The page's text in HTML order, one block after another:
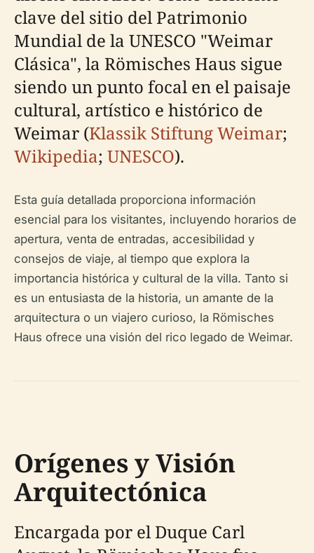
clave del sitio del Patrimonio
Mundial de la UNESCO "Weimar
Clásica", la Römisches Haus sigue
siendo un punto focal en el paisaje
cultural, artístico e histórico de
Weimar (Klassik Stiftung Weimar;
Wikipedia; UNESCO).
Esta guía detallada proporciona información
esencial para los visitantes, incluyendo horarios de
apertura, venta de entradas, accesibilidad y
consejos de viaje, al tiempo que explora la
importancia histórica y cultural de la villa. Tanto si
es un entusiasta de la historia, un amante de la
arquitectura o un viajero curioso, la Römisches
Haus ofrece una visión del rico legado de Weimar.
Orígenes y Visión
Arquitectónica
Encargada por el Duque Carl